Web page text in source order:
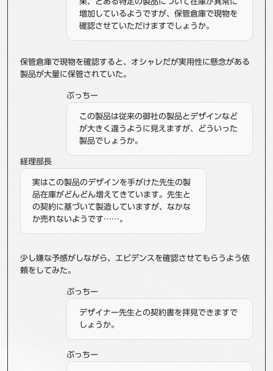
BBSグループネットワーク
株主・投資家情報
お問い合わせ
増加しているようですが、保管倉庫で現物を
確認させていただけますでしょうか。
保管倉庫で現物を確認すると、オシャレだが実用性に懸念がある
製品が大量に保管されていた。
ぶっちー
この製品は従来の御社の製品とデザインなど
が大きく違うように見えますが、どういった
製品でしょうか。
経理部長
実はこの製品のデザインを手がけた先生の製
品在庫がどんどん増えてきています。先生と
の契約に基づいて製造していますが、なかな
か売れないようです……。
少し嫌な予感がしながら、エビデンスを確認させてもらうよう依
頼をしてみた。
ぶっちー
デザイナー先生との契約書を拝見できますで
しょうか。
ぶっちー